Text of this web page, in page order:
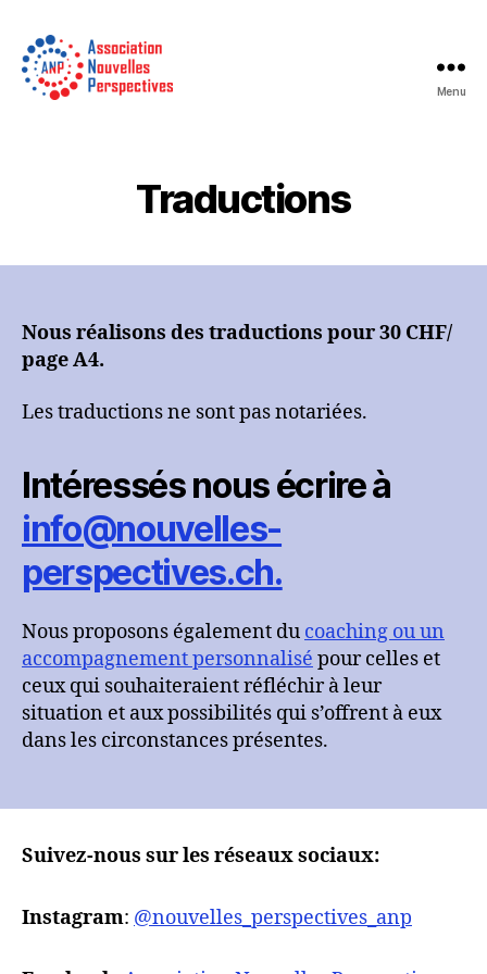
Menu
Traductions
Nous réalisons des traductions pour 30 CHF/
page A4.
Les traductions ne sont pas notariées.
Intéressés nous écrire à
info@nouvelles-
perspectives.ch.
Nous proposons également du coaching ou un
accompagnement personnalisé pour celles et
ceux qui souhaiteraient réfléchir à leur
situation et aux possibilités qui s’offrent à eux
dans les circonstances présentes.
Suivez-nous sur les réseaux sociaux:
Instagram: @nouvelles_perspectives_anp